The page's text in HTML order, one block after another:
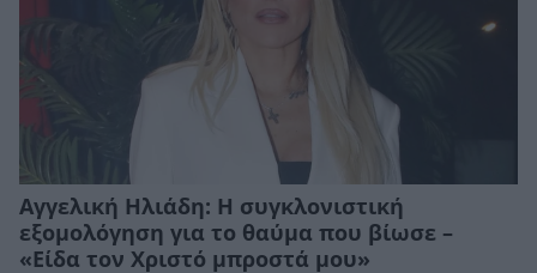
Αγγελική Ηλιάδη: Η συγκλονιστική
εξομολόγηση για το θαύμα που βίωσε –
«Είδα τον Χριστό μπροστά μου»